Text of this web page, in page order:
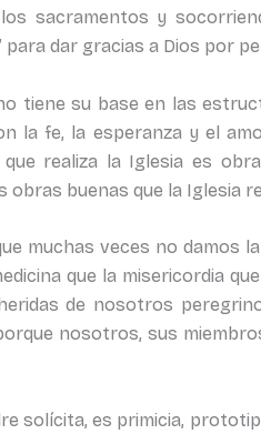
sacramentos y
para dar gracias a Dios por
tiene su base en las
la fe, la esperanza y el
que realiza la Iglesia es
obras buenas que la Iglesia
muchas veces no damos
que la misericordia
de nosotros
nosotros, sus
solícita, es primicia,